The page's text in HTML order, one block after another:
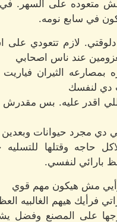
متعوده على السهر. في
في سابع نومه.
لازم تتعودي على
عند ناس اصحابي
بمصارعه الثيران
دي لنفسك
اقدر عليه. بس
دي مجرد حيوانات وبعدين
حاجه وقتلها للتسليه
بارائي لنفسي.
رأيي مش هيكون مهم قوي
فرأيك هيهم الغالبيه
على المصنع وفضل